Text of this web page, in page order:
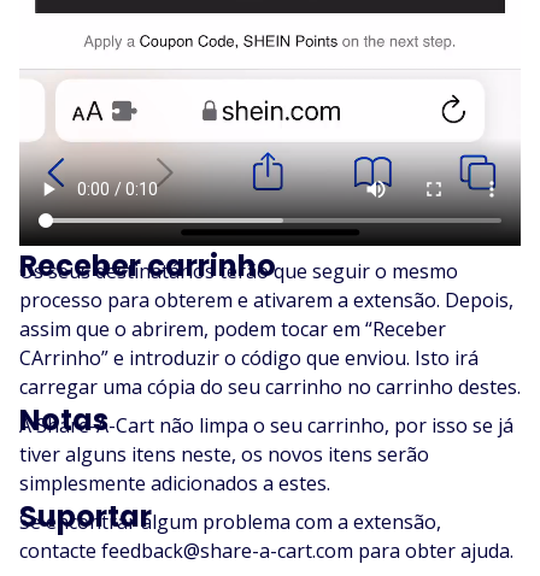
Receber carrinho
Os seus destinatários terão que seguir o mesmo
processo para obterem e ativarem a extensão. Depois,
assim que o abrirem, podem tocar em “Receber
CArrinho” e introduzir o código que enviou. Isto irá
carregar uma cópia do seu carrinho no carrinho destes.
Notas
A Share-A-Cart não limpa o seu carrinho, por isso se já
tiver alguns itens neste, os novos itens serão
simplesmente adicionados a estes.
Suportar
Se encontrar algum problema com a extensão,
contacte feedback@share-a-cart.com para obter ajuda.